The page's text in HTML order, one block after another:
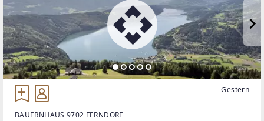
Gestern
BAUERNHAUS 9702 FERNDORF